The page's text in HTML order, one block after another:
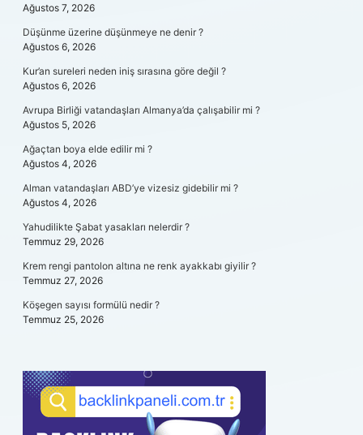
Ağustos 7, 2026
Düşünme üzerine düşünmeye ne denir ?
Ağustos 6, 2026
Kur’an sureleri neden iniş sırasına göre değil ?
Ağustos 6, 2026
Avrupa Birliği vatandaşları Almanya’da çalışabilir mi ?
Ağustos 5, 2026
Ağaçtan boya elde edilir mi ?
Ağustos 4, 2026
Alman vatandaşları ABD’ye vizesiz gidebilir mi ?
Ağustos 4, 2026
Yahudilikte Şabat yasakları nelerdir ?
Temmuz 29, 2026
Krem rengi pantolon altına ne renk ayakkabı giyilir ?
Temmuz 27, 2026
Köşegen sayısı formülü nedir ?
Temmuz 25, 2026